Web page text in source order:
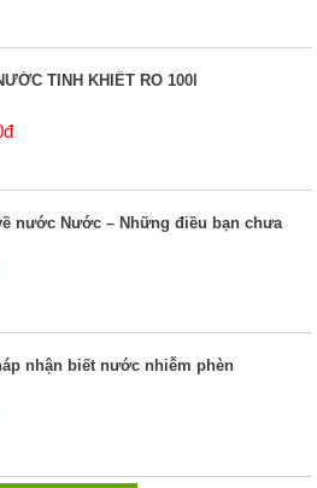
TINH KHIẾT RO 100l
nước Nước – Những điều bạn chưa
nhận biết nước nhiễm phèn